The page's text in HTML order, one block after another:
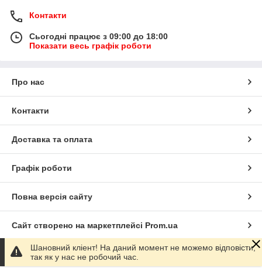
Контакти
Сьогодні працює з 09:00 до 18:00
Показати весь графік роботи
Про нас
Контакти
Доставка та оплата
Графік роботи
Повна версія сайту
Сайт створено на маркетплейсі Prom.ua
Політика конфіденційності
Шановний кліент! На даний момент не можемо відповісти,
так як у нас не робочий час.